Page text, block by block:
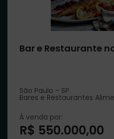
Bar e Restaurante
São Paulo - SP
Bares e Restaurantes
À venda por:
R$ 550.000,00